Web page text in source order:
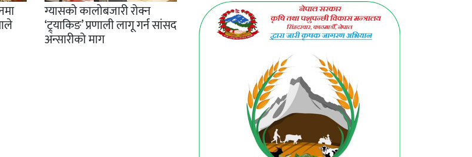
ग्यासको कालोबजारी रोक्न
‘ट्र्याकिङ’ प्रणाली लागू गर्न सांसद
अन्सारीको माग